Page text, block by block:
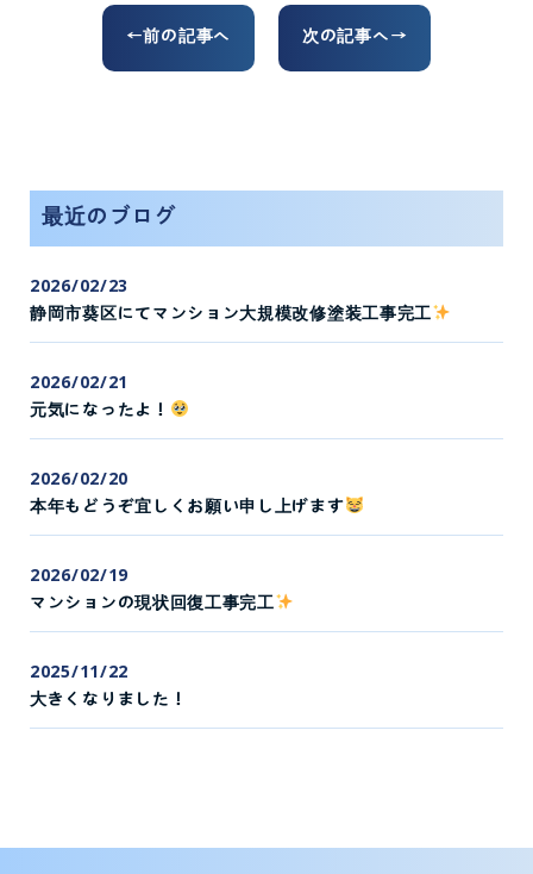
←前の記事へ 次の記事へ→
最近のブログ
2026/02/23
静岡市葵区にてマンション大規模改修塗装工事完工
2026/02/21
元気になったよ！
2026/02/20
本年もどうぞ宜しくお願い申し上げます
2026/02/19
マンションの現状回復工事完工
2025/11/22
大きくなりました！